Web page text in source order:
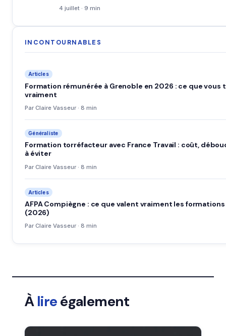
4 juillet · 9 min
INCONTOURNABLES
Articles
Formation rémunérée à Grenoble en 2026 : ce que vous
vraiment
Par Claire Vasseur · 8 min
Généraliste
Formation torréfacteur avec France Travail : coût,
à éviter
Par Claire Vasseur · 8 min
Articles
AFPA Compiègne : ce que valent vraiment les
(2026)
Par Claire Vasseur · 8 min
Àlireégalement